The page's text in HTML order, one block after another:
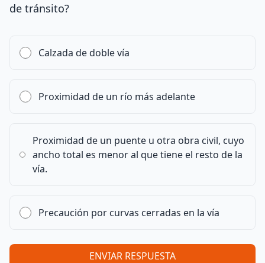
de tránsito?
Calzada de doble vía
Proximidad de un río más adelante
Proximidad de un puente u otra obra civil, cuyo
ancho total es menor al que tiene el resto de la
vía.
Precaución por curvas cerradas en la vía
ENVIAR RESPUESTA